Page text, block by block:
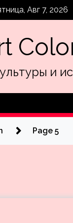
Авг 7, 2026
и
Page 5